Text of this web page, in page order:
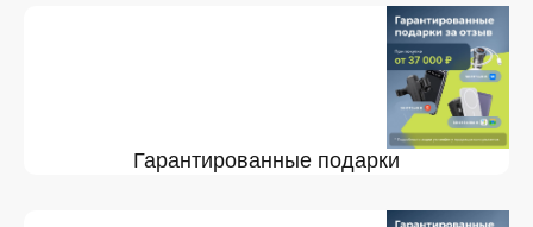
Гарантированные подарки